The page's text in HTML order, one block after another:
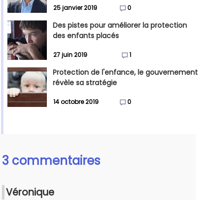
25 janvier 2019 0
Des pistes pour améliorer la protection
des enfants placés
27 juin 2019 1
Protection de l'enfance, le gouvernement
révèle sa stratégie
14 octobre 2019 0
3 commentaires
Véronique